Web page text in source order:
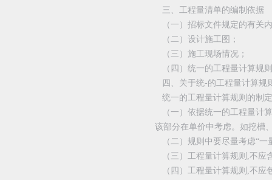
三、工程量清单的编制依据
（一）招标文件规定的有关
（二）设计施工图；
（三）施工现场情况；
（四）统一的工程量计算规
四、关于统-的工程量计算规
统一的工程量计算规则的制
（一）依据统一的工程量计
该部分在单价中考虑。如挖槽
（二）规则中要尽量考虑“一
（三）工程量计算规则,不应
（四）工程量计算规则,不应